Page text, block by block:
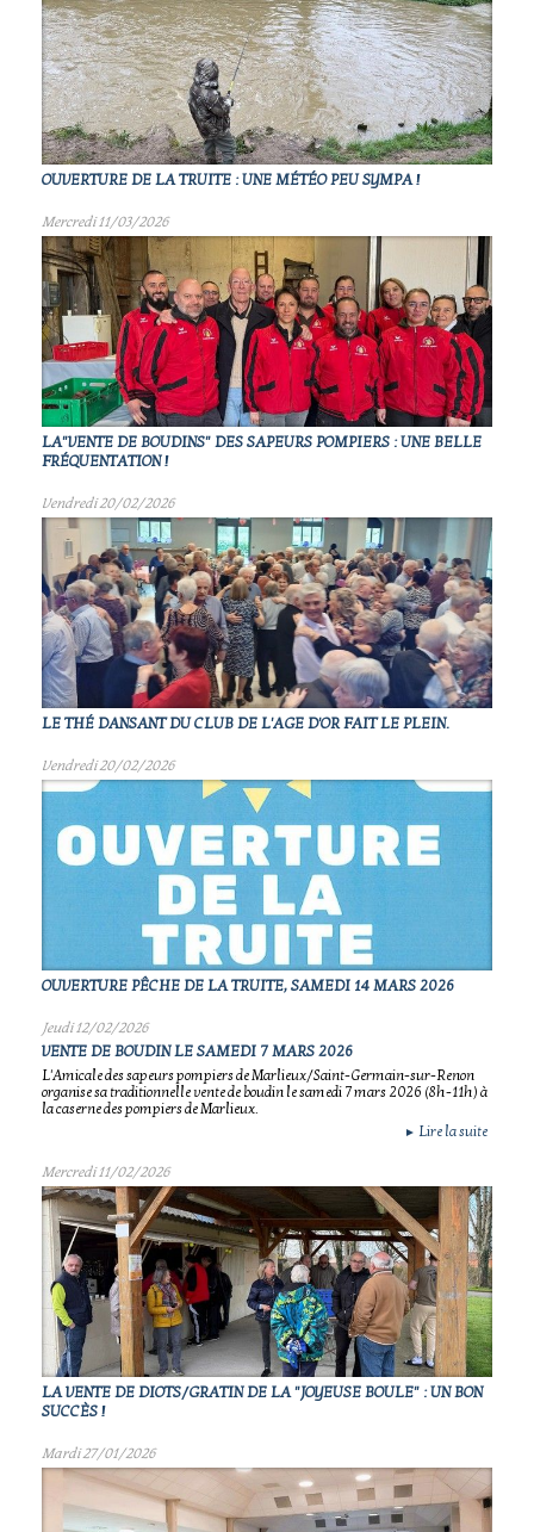
OUVERTURE DE LA TRUITE : UNE MÉTÉO PEU SYMPA !
Mercredi 11/03/2026
LA"VENTE DE BOUDINS" DES SAPEURS POMPIERS : UNE BELLE
FRÉQUENTATION !
Vendredi 20/02/2026
LE THÉ DANSANT DU CLUB DE L'AGE D'OR FAIT LE PLEIN.
Vendredi 20/02/2026
OUVERTURE PÊCHE DE LA TRUITE, SAMEDI 14 MARS 2026
Jeudi 12/02/2026
VENTE DE BOUDIN LE SAMEDI 7 MARS 2026
L'Amicale des sapeurs pompiers de Marlieux/Saint-Germain-sur-Renon
organise sa traditionnelle vente de boudin le samedi 7 mars 2026 (8h-11h) à
la caserne des pompiers de Marlieux.
► Lire la suite
Mercredi 11/02/2026
LA VENTE DE DIOTS/GRATIN DE LA "JOYEUSE BOULE" : UN BON
SUCCÈS !
Mardi 27/01/2026